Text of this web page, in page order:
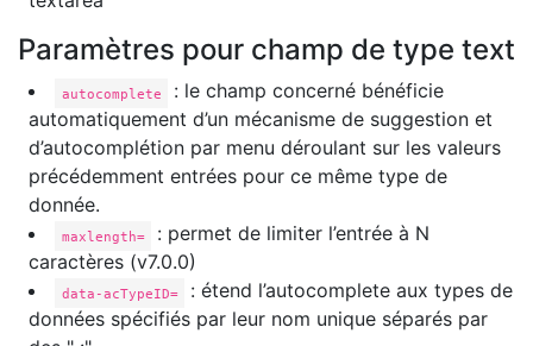
Paramètres pour champ de type text
autocomplete
: le champ concerné bénéficie
automatiquement d’un mécanisme de suggestion et
d’autocomplétion par menu déroulant sur les valeurs
précédemment entrées pour ce même type de
donnée.
maxlength=
: permet de limiter l’entrée à N
caractères (v7.0.0)
data-acTypeID=
: étend l’autocomplete aux types de
données spécifiés par leur nom unique séparés par